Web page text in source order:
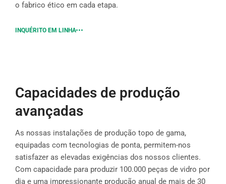
o fabrico ético em cada etapa.
INQUÉRITO EM LINHA
Capacidades de produção
avançadas
As nossas instalações de produção topo de gama,
equipadas com tecnologias de ponta, permitem-nos
satisfazer as elevadas exigências dos nossos clientes.
Com capacidade para produzir 100.000 peças de vidro por
dia e uma impressionante produção anual de mais de 30